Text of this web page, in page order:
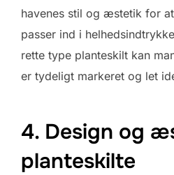
havenes stil og æstetik for
passer ind i
rette type planteskilt kan
er tydeligt markeret og let
4. Design og
planteskilte